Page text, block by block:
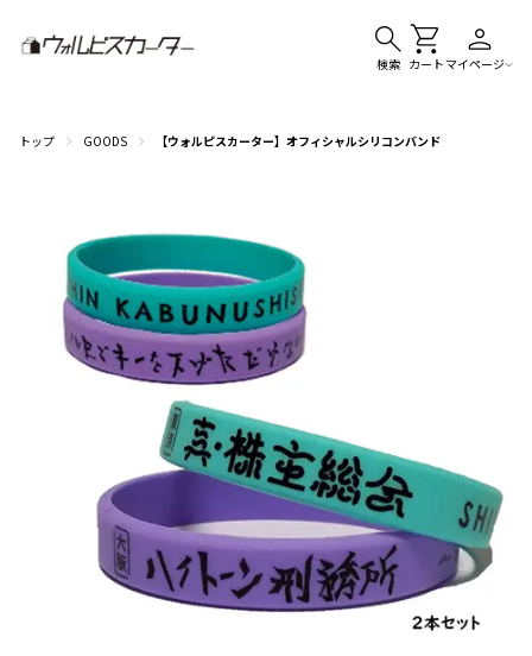
検索 カート マイページ
トップ GOODS 【ウォルピスカーター】オフィシャルシリコンバンド